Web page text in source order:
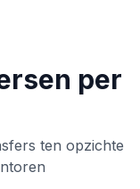
per
ten opzichte